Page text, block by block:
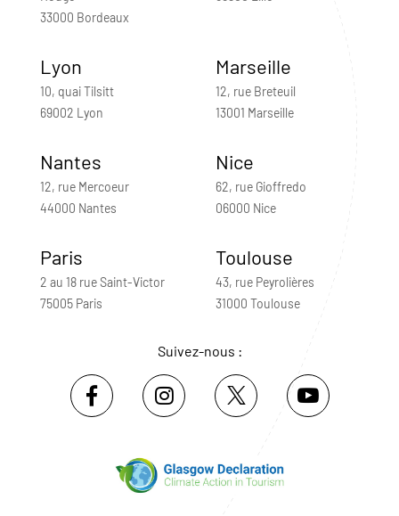
33000 Bordeaux
Lyon
10, quai Tilsitt
69002 Lyon
Marseille
12, rue Breteuil
13001 Marseille
Nantes
12, rue Mercoeur
44000 Nantes
Nice
62, rue Gioffredo
06000 Nice
Paris
2 au 18 rue Saint-Victor
75005 Paris
Toulouse
43, rue Peyrolières
31000 Toulouse
Suivez-nous :